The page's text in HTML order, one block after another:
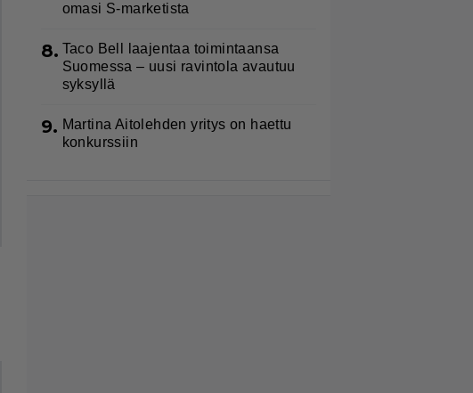
omasi S-marketista
8. Taco Bell laajentaa toimintaansa
Suomessa – uusi ravintola avautuu
syksyllä
9. Martina Aitolehden yritys on haettu
konkurssiin